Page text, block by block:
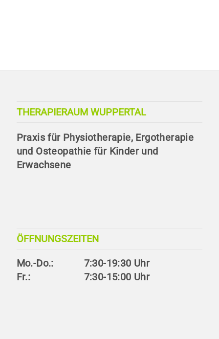
THERAPIERAUM WUPPERTAL
Praxis für Physiotherapie, Ergotherapie
und Osteopathie für Kinder und
Erwachsene
ÖFFNUNGSZEITEN
Mo.-Do.:
7:30-19:30 Uhr
Fr.:
7:30-15:00 Uhr